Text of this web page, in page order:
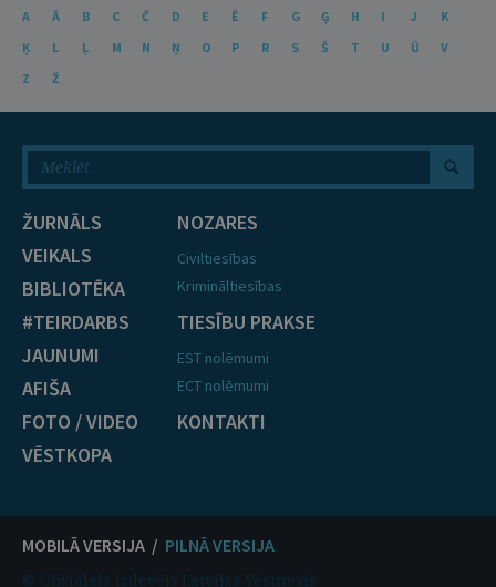
A Ā B C Č D E Ē F G Ģ H I J
K
Ķ
L Ļ M N Ņ O P R S Š T U Ū
V
Z
Ž
ŽURNĀLS
VEIKALS
BIBLIOTĒKA
#TEIRDARBS
JAUNUMI
AFIŠA
FOTO / VIDEO
VĒSTKOPA
NOZARES
Civiltiesības
Krimināltiesības
TIESĪBU PRAKSE
EST nolēmumi
ECT nolēmumi
KONTAKTI
MOBILĀ VERSIJA / PILNĀ VERSIJA
© Oficiālais izdevējs Latvijas Vēstnesis